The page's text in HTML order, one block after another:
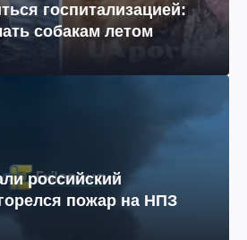
госпитализацией:
собакам летом
российский
пожар на НПЗ